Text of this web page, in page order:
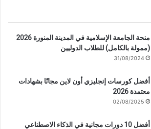
منحة الجامعة الإسلامية في المدينة المنورة 2026
(ممولة بالكامل) للطلاب الدوليين
31/08/2024
أفضل كورسات إنجليزي أون لاين مجانًا بشهادات
معتمدة 2026
02/08/2025
أفضل 10 دورات مجانية في الذكاء الاصطناعي